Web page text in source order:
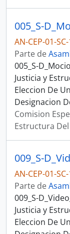
AN-CEP-01-
Parte de
005_S-
Justicia y
Eleccion De
Designacion
Comision
Estructura
AN-CEP-01-
Parte de
009_S-
Justicia y
Eleccion De